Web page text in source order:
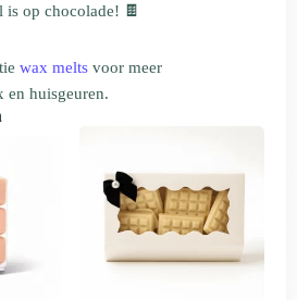
op chocolade! 🍫
wax melts voor meer
en huisgeuren.